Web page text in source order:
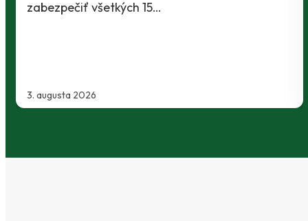
2. augusta 2026
Slovnaft Cupu, keď vycestovali do neďalekej